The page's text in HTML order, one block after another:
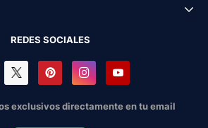
REDES SOCIALES
exclusivos directamente en tu email